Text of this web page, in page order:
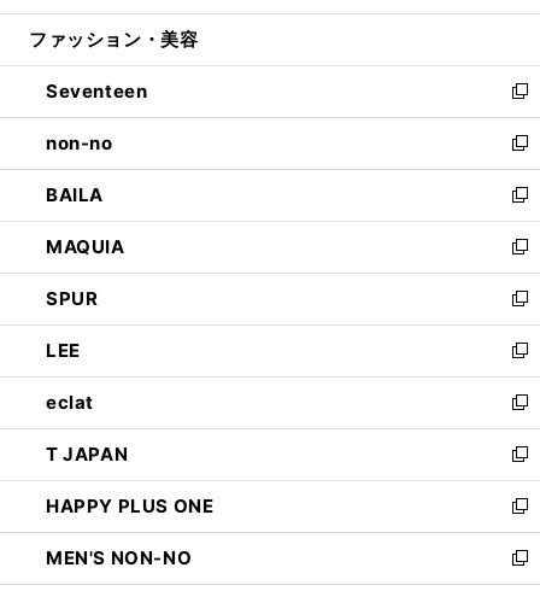
開
ウ
開
く
ン
ウ
で
開
く
ウ
ン
ド
ウ
で
開
く
ファッション・美容
Seventeen
新
し
い
ウ
ィ
ン
ド
ウ
で
開
く
non-no
新
し
い
ウ
ィ
ン
ド
ウ
で
開
く
BAILA
新
し
い
ウ
ィ
ン
ド
ウ
で
開
く
MAQUIA
新
し
い
ウ
ィ
ン
ド
ウ
で
開
く
SPUR
新
し
い
ウ
ィ
ン
ド
ウ
で
開
く
LEE
新
し
い
ウ
ィ
ン
ド
ウ
で
開
eclat
新
し
い
ウ
ィ
ン
ド
ウ
T JAPAN
新
し
い
ウ
ィ
ン
HAPPY PLUS ONE
新
し
い
MEN'S NON-NO
新